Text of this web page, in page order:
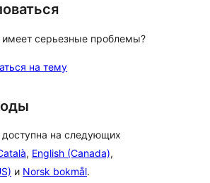
имеет серьезные проблемы?
на тему
доступна на следующих
, English (Canada),
и Norsk bokmål.